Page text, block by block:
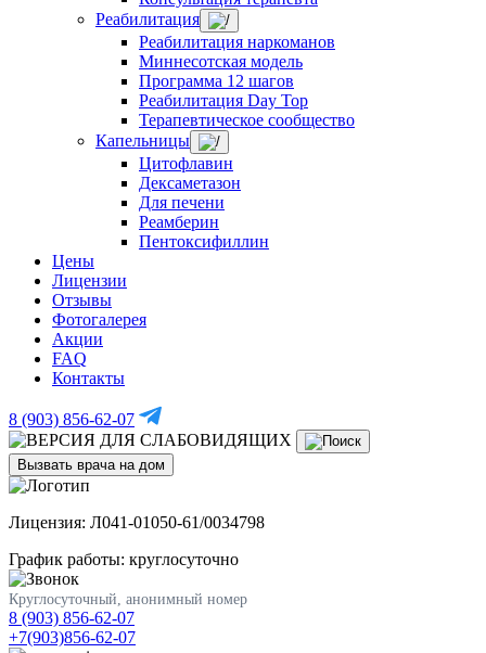
Реабилитация
Реабилитация наркоманов
Миннесотская модель
Программа 12 шагов
Реабилитация Day Top
Терапевтическое сообщество
Капельницы
Цитофлавин
Дексаметазон
Для печени
Реамберин
Пентоксифиллин
Цены
Лицензии
Отзывы
Фотогалерея
Акции
FAQ
Контакты
8 (903) 856-62-07
Вызвать врача на дом
Лицензия: Л041-01050-61/0034798
График работы: круглосуточно
Круглосуточный, анонимный номер
8 (903) 856-62-07
+7(903)856-62-07